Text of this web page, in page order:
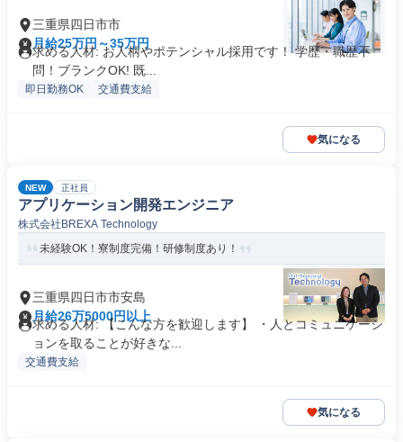
三重県四日市市
月給25万円～35万円
求める人材: お人柄やポテンシャル採用です！ 学歴・職歴不
問！ブランクOK! 既...
即日勤務OK 交通費支給
気になる
NEW 正社員
アプリケーション開発エンジニア
株式会社BREXA Technology
未経験OK！寮制度完備！研修制度あり！
三重県四日市市安島
月給26万5000円以上
求める人材: 【こんな方を歓迎します】 ・人とコミュニケーシ
ョンを取ることが好きな...
交通費支給
気になる